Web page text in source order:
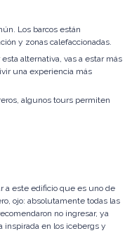
Los barcos están
y zonas calefaccionadas.
esta alternativa, vas a estar más
una experiencia más
algunos tours permiten
a este edificio que es uno de
ojo: absolutamente todas las
no ingresar, ya
inspirada en los icebergs y